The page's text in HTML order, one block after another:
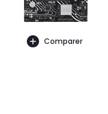
Comparer